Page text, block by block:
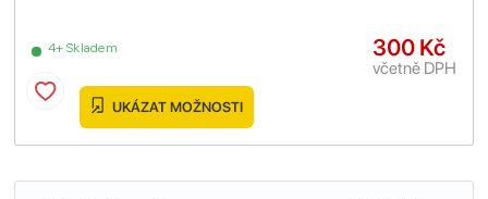
4+ Skladem 300 Kč
včetně DPH
UKÁZAT MOŽNOSTI